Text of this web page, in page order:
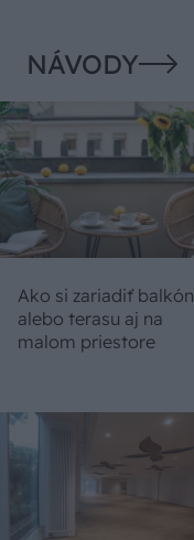
NÁVODY
Ako si zariadiť balkón
alebo terasu aj na
malom priestore